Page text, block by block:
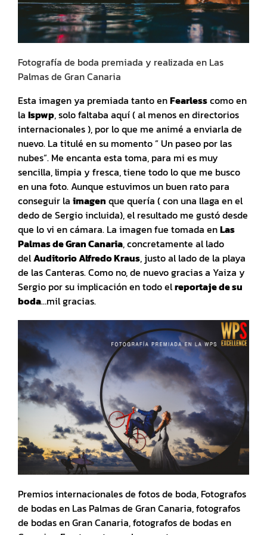
Fotografía de boda premiada y realizada en Las
Palmas de Gran Canaria
Esta imagen ya premiada tanto enFearlesscomo en
la Ispwp, solo faltaba aquí ( al menos en directorios
internacionales ), por lo que me animé a enviarla de
nuevo. La titulé en su momento ” Un paseo por las
nubes”. Me encanta esta toma, para mi es muy
sencilla, limpia y fresca, tiene todo lo que me busco
en una foto. Aunque estuvimos un buen rato para
conseguir la imagen que quería ( con una llaga en el
dedo de Sergio incluida), el resultado me gustó desde
que lo vi en cámara. La imagen fue tomada enLas
Palmas de Gran Canaria, concretamente al lado
delAuditorio Alfredo Kraus, justo al lado de la playa
de las Canteras. Como no, de nuevo gracias a Yaiza y
Sergio por su implicación en todo elreportaje de su
boda…mil gracias.
Premios internacionales de fotos de boda, Fotografos
de bodas en Las Palmas de Gran Canaria, fotografos
de bodas en Gran Canaria, fotografos de bodas en